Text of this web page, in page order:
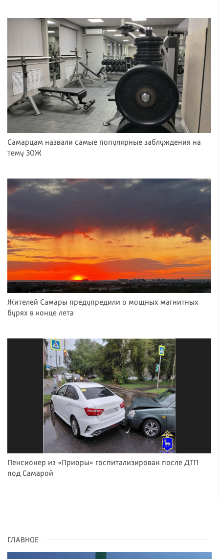
Самарцам назвали самые популярные заблуждения на
тему ЗОЖ
Жителей Самары предупредили о мощных магнитных
бурях в конце лета
Пенсионер из «Приоры» госпитализирован после ДТП
под Самарой
ГЛАВНОЕ